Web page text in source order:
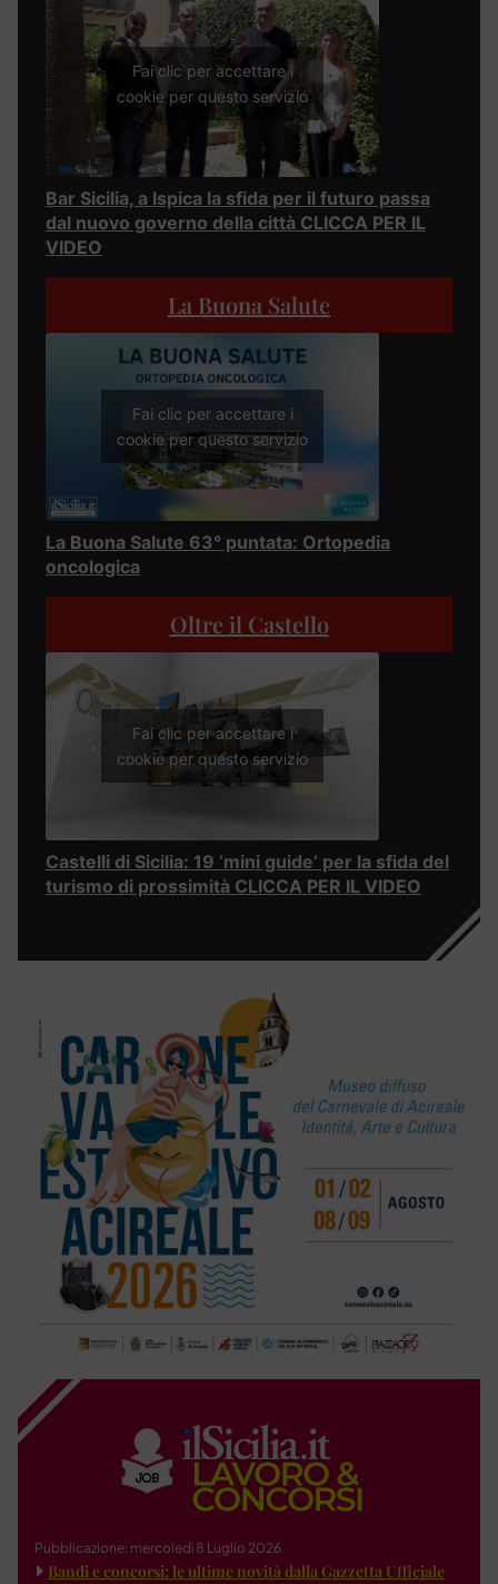
Fai clic per accettare i
cookie per questo servizio
Bar Sicilia, a Ispica la sfida per il futuro passa
dal nuovo governo della città CLICCA PER IL
VIDEO
La Buona Salute
Fai clic per accettare i
cookie per questo servizio
La Buona Salute 63° puntata: Ortopedia
oncologica
Oltre il Castello
Fai clic per accettare i
cookie per questo servizio
Castelli di Sicilia: 19 ‘mini guide’ per la sfida del
turismo di prossimità CLICCA PER IL VIDEO
Pubblicazione: mercoledì 8 Luglio 2026
Bandi e concorsi: le ultime novità dalla Gazzetta Ufficiale